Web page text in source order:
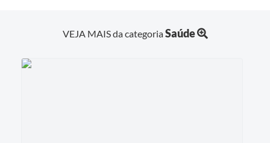
VEJA MAIS da categoriaSaúde